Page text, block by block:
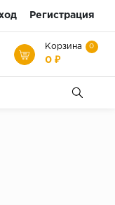
Регистрация
Корзина 0
0 ₽